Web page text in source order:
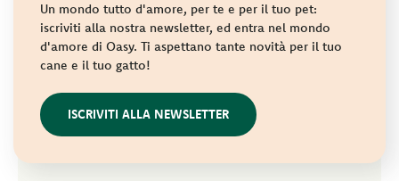
Un mondo tutto d'amore, per te e per il tuo pet:
iscriviti alla nostra newsletter, ed entra nel mondo
d'amore di Oasy. Ti aspettano tante novità per il tuo
cane e il tuo gatto!
ISCRIVITI ALLA NEWSLETTER
NATURY • Pollo con ananas
Alimento complementare per gatti adulti